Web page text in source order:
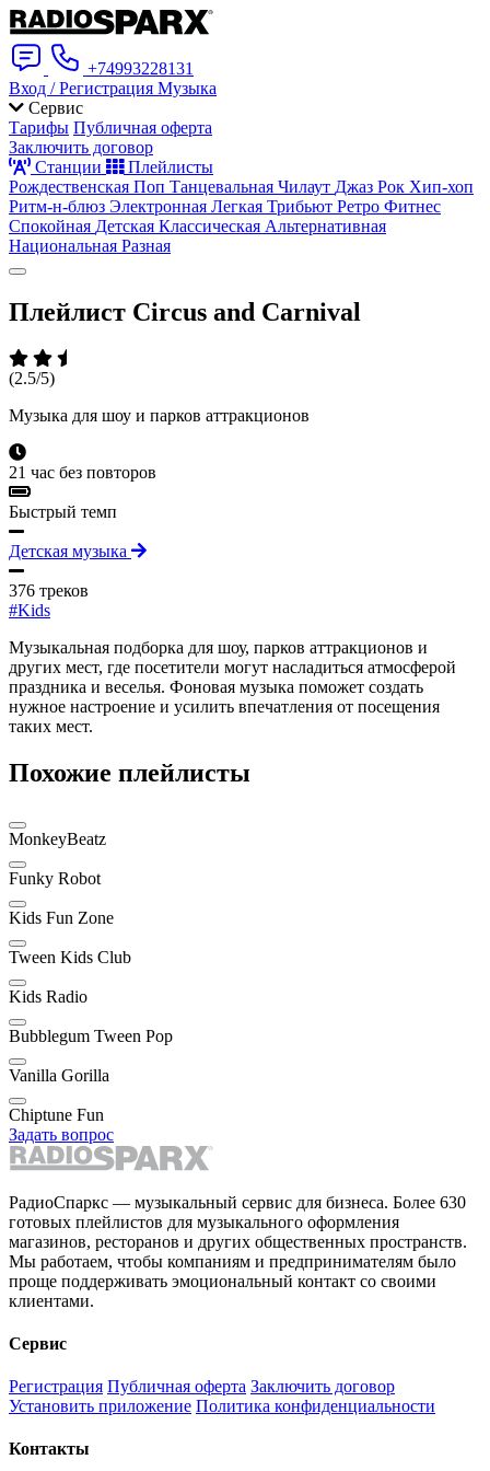
+74993228131
Вход / Регистрация Музыка
Сервис
Тарифы Публичная оферта
Заключить договор
Станции
Плейлисты
Рождественская Поп Танцевальная Чилаут Джаз Рок Хип-хоп
Ритм-н-блюз Электронная Легкая Трибьют Ретро Фитнес
Спокойная Детская Классическая Альтернативная
Национальная Разная
Плейлист Circus and Carnival
(2.5/5)
Музыка для шоу и парков аттракционов
21 час без повторов
Быстрый темп
Детская музыка
376 треков
#Kids
Музыкальная подборка для шоу, парков аттракционов и
других мест, где посетители могут насладиться атмосферой
праздника и веселья. Фоновая музыка поможет создать
нужное настроение и усилить впечатления от посещения
таких мест.
Похожие плейлисты
MonkeyBeatz
Funky Robot
Kids Fun Zone
Tween Kids Club
Kids Radio
Bubblegum Tween Pop
Vanilla Gorilla
Chiptune Fun
Задать вопрос
РадиоСпаркс — музыкальный сервис для бизнеса. Более 630
готовых плейлистов для музыкального оформления
магазинов, ресторанов и других общественных пространств.
Мы работаем, чтобы компаниям и предпринимателям было
проще поддерживать эмоциональный контакт со своими
клиентами.
Сервис
Регистрация Публичная оферта Заключить договор
Установить приложение Политика конфиденциальности
Контакты